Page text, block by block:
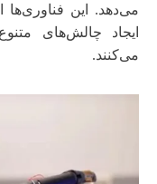
می‌دهد. این
ایجاد چالش‌های
می‌کنند.